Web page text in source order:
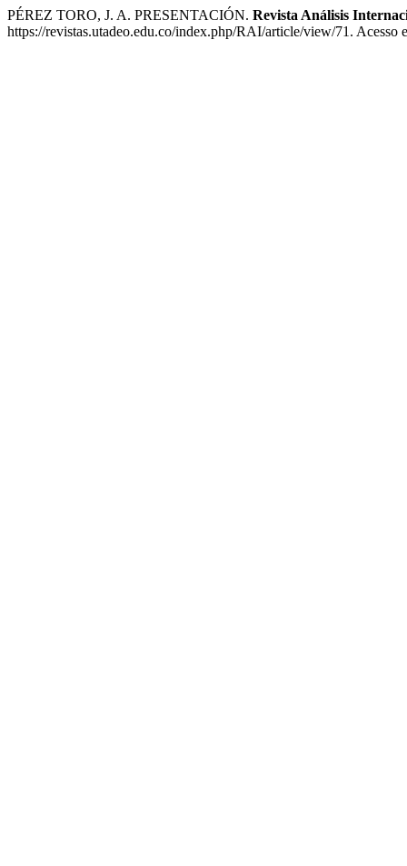
PÉREZ TORO, J. A. PRESENTACIÓN. Revista Análisis
https://revistas.utadeo.edu.co/index.php/RAI/article/view/71. Acesso